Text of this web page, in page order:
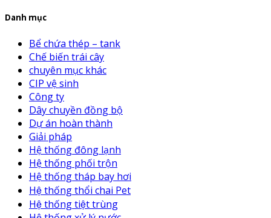
Danh mục
Bể chứa thép – tank
Chế biến trái cây
chuyên mục khác
CIP vệ sinh
Công ty
Dây chuyền đồng bộ
Dự án hoàn thành
Giải pháp
Hệ thống đông lạnh
Hệ thống phối trộn
Hệ thống tháp bay hơi
Hệ thống thổi chai Pet
Hệ thống tiệt trùng